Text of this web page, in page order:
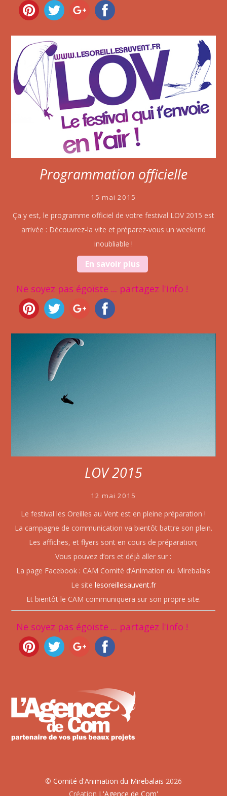
© Comité d'Animation du Mirebalais 2026
Création L'Agence de Com'
Programmation officielle
15 mai 2015
Ça y est, le programme officiel de votre festival LOV 2015 est
arrivée : Découvrez-la vite et préparez-vous un weekend
inoubliable !
En savoir plus
Ne soyez pas égoïste ... partagez l'info !
LOV 2015
12 mai 2015
Le festival les Oreilles au Vent est en pleine préparation !
La campagne de communication va bientôt battre son plein.
Les affiches, et flyers sont en cours de préparation;
Vous pouvez d’ors et déjà aller sur :
La page Facebook : CAM Comité d’Animation du Mirebalais
Le site lesoreillesauvent.fr
Et bientôt le CAM communiquera sur son propre site.
Ne soyez pas égoïste ... partagez l'info !